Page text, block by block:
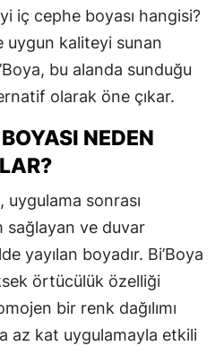
iç cephe boyası hangisi?
uygun kaliteyi sunan
bu alanda sunduğu
olarak öne çıkar.
NEDEN
uygulama sonrası
sağlayan ve duvar
yayılan boyadır. Bi’Boya
örtücülük özelliği
bir renk dağılımı
az kat uygulamayla etkili